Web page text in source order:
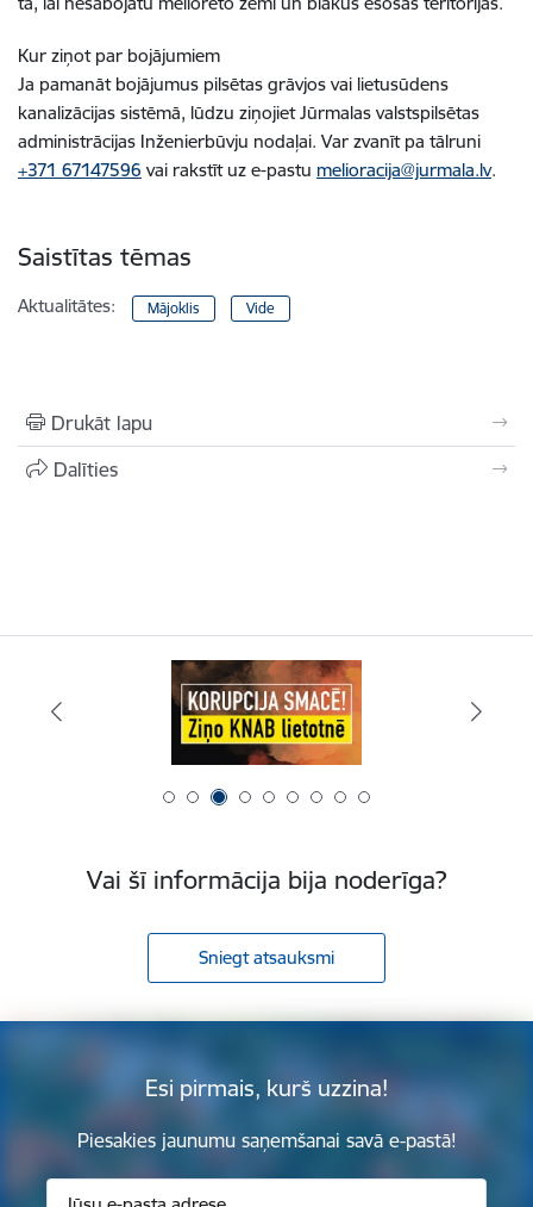
Kur ziņot par bojājumiem
Ja pamanāt bojājumus pilsētas grāvjos vai lietusūdens
kanalizācijas sistēmā, lūdzu ziņojiet Jūrmalas valstspilsētas
administrācijas Inženierbūvju nodaļai. Var zvanīt pa tālruni
+371 67147596 vai rakstīt uz e-pastu melioracija@jurmala.lv.
Saistītas tēmas
Aktualitātes: Mājoklis Vide
Drukāt lapu
Dalīties
Vai šī informācija bija noderīga?
Sniegt atsauksmi
Esi pirmais, kurš uzzina!
Piesakies jaunumu saņemšanai savā e-pastā!